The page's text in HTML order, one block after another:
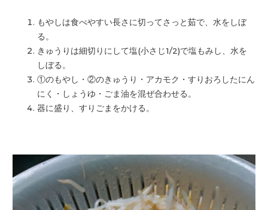
もやしは食べやすい長さに切ってさっと茹で、水をしぼ
る。
きゅうりは細切りにして塩(小さじ1/2)で塩もみし、水を
しぼる。
①のもやし・②のきゅうり・アカモク・すりおろしたにん
にく・ しょうゆ・ごま油を混ぜ合わせる。
器に盛り、すりごまをかける。